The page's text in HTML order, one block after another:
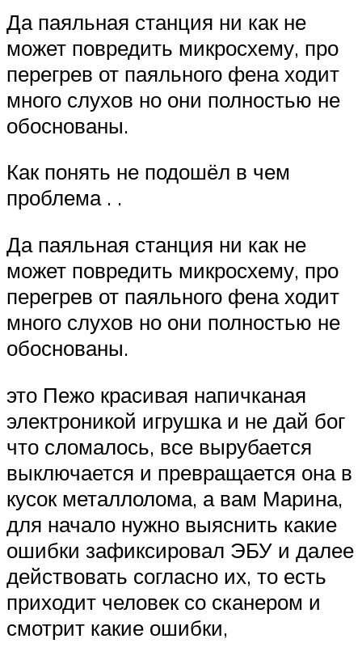
Да паяльная станция ни как не
может повредить микросхему, про
перегрев от паяльного фена ходит
много слухов но они полностью не
обоснованы.
Как понять не подошёл в чем
проблема . .
Да паяльная станция ни как не
может повредить микросхему, про
перегрев от паяльного фена ходит
много слухов но они полностью не
обоснованы.
это Пежо красивая напичканая
электроникой игрушка и не дай бог
что сломалось, все вырубается
выключается и превращается она в
кусок металлолома, а вам Марина,
для начало нужно выяснить какие
ошибки зафиксировал ЭБУ и далее
действовать согласно их, то есть
приходит человек со сканером и
смотрит какие ошибки,